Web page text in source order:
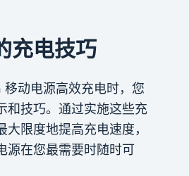
充电技巧
动电源高效充电时，您
和技巧。通过实施这些充
大限度地提高充电速度，
源在您最需要时随时可